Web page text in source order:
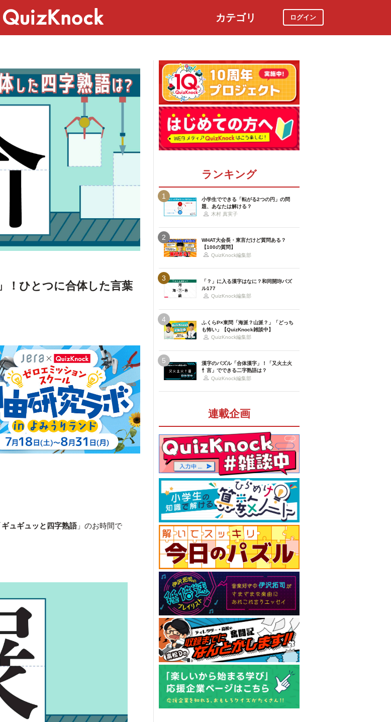
カテゴリ ログイン
！ひとつに合体した言葉
ギュギュッと四字熟語」のお時間で
ランキング
1
小学生でできる「転がる2つの円」の問
題、あなたは解ける？
木村 真実子
2
WHAT大会長・東言だけど質問ある？
【100の質問】
QuizKnock編集部
3
「？」に入る漢字はなに？和同開珎パズ
ル177
QuizKnock編集部
4
ふくらP×東問「海派？山派？」「どっち
も怖い」【QuizKnock雑談中】
QuizKnock編集部
5
漢字のパズル「合体漢字」！「又火土火
忄言」でできる二字熟語は？
QuizKnock編集部
連載企画